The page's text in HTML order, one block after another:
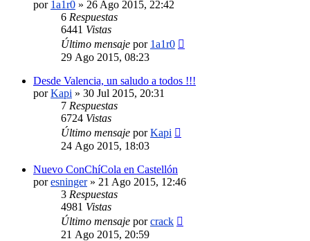
por 1a1r0 » 26 Ago 2015, 22:42
6 Respuestas
6441 Vistas
Último mensaje por 1a1r0
29 Ago 2015, 08:23
Desde Valencia, un saludo a todos !!!
porKapi » 30 Jul 2015, 20:31
7 Respuestas
6724 Vistas
Último mensaje porKapi
24 Ago 2015, 18:03
Nuevo ConChíCola en Castellón
poresninger» 21 Ago 2015, 12:46
3 Respuestas
4981 Vistas
Último mensaje porcrack
21 Ago 2015, 20:59